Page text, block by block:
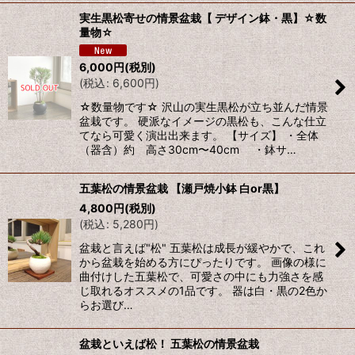
実生黒松寄せの情景盆栽【 デザイン鉢・黒】☆数
量物☆
6,000円(税別)
(税込: 6,600円)
☆数量物です☆ 沢山の実生黒松が立ち並んだ情景
盆栽です。 硬派なイメージの黒松も、こんな仕立
てなら可愛く演出出来ます。 【サイズ】 ・全体
（器含）約 高さ30cm〜40cm ・鉢サ…
五葉松の情景盆栽 【瀬戸焼小鉢 白or黒】
4,800円(税別)
(税込: 5,280円)
盆栽と言えば"松" 五葉松は成長が緩やかで、これ
から盆栽を始める方にぴったりです。 画像の様に
曲付けした五葉松で、可愛さの中にも力強さを感
じ取れるオススメの1品です。 器は白・黒の2色か
らお選び…
盆栽といえば松！ 五葉松の情景盆栽